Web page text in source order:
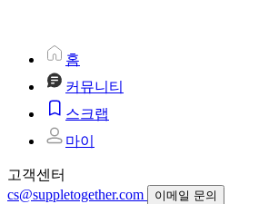
홈
커뮤니티
스크랩
마이
고객센터
cs@suppletogether.com
이메일 문의